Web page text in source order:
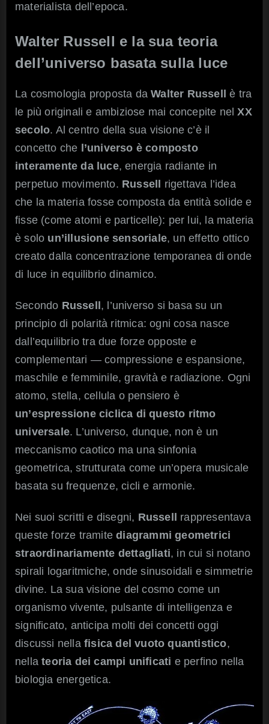
materialista dell’epoca.
Walter Russell e la sua teoria
dell’universo basata sulla luce
La cosmologia proposta daWalter Russell
è tra
le più originali e ambiziose mai concepite nelXX
secolo. Al centro della sua visione c’è il
concetto che l’universo è composto
interamente da luce, energia radiante in
perpetuo movimento. Russell
rigettava l’idea
che la materia fosse composta da entità solide e
fisse (come atomi e particelle): per lui, la materia
è solo un’illusione sensoriale, un effetto ottico
creato dalla concentrazione temporanea di onde
di luce in equilibrio dinamico.
Secondo Russell , l’universo si basa su un
principio di polarità ritmica: ogni cosa nasce
dall’equilibrio tra due forze opposte e
complementari — compressione e espansione,
maschile e femminile, gravità e radiazione. Ogni
atomo, stella, cellula o pensiero è
un’espressione ciclica di questo ritmo
universale. L’universo, dunque, non è un
meccanismo caotico ma una sinfonia
geometrica, strutturata come un’opera musicale
basata su frequenze, cicli e armonie.
Nei suoi scritti e disegni, Russell rappresentava
queste forze tramitediagrammi geometrici
straordinariamente dettagliati, in cui si notano
spirali logaritmiche, onde sinusoidali e simmetrie
divine. La sua visione del cosmo come un
organismo vivente, pulsante di intelligenza e
significato, anticipa molti dei concetti oggi
discussi nella fisica del vuoto quantistico,
nellateoria dei campi unificati e perfino nella
biologia energetica.